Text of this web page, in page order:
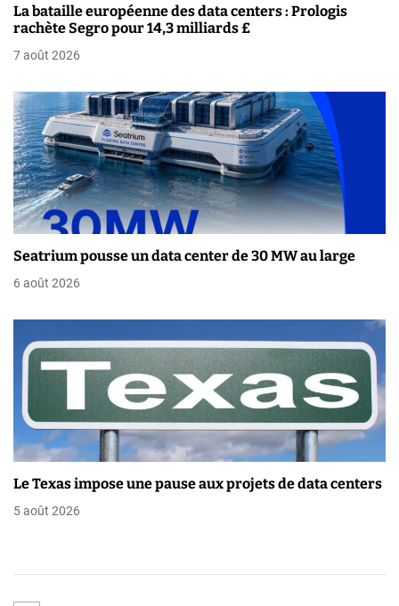
e
l
’
a
r
t
i
c
La bataille européenne des data centers : Prologis
rachète Segro pour 14,3 milliards £
7 août 2026
Seatrium pousse un data center de 30 MW au large
6 août 2026
Le Texas impose une pause aux projets de data centers
5 août 2026